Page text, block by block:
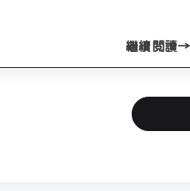
繼續閱讀